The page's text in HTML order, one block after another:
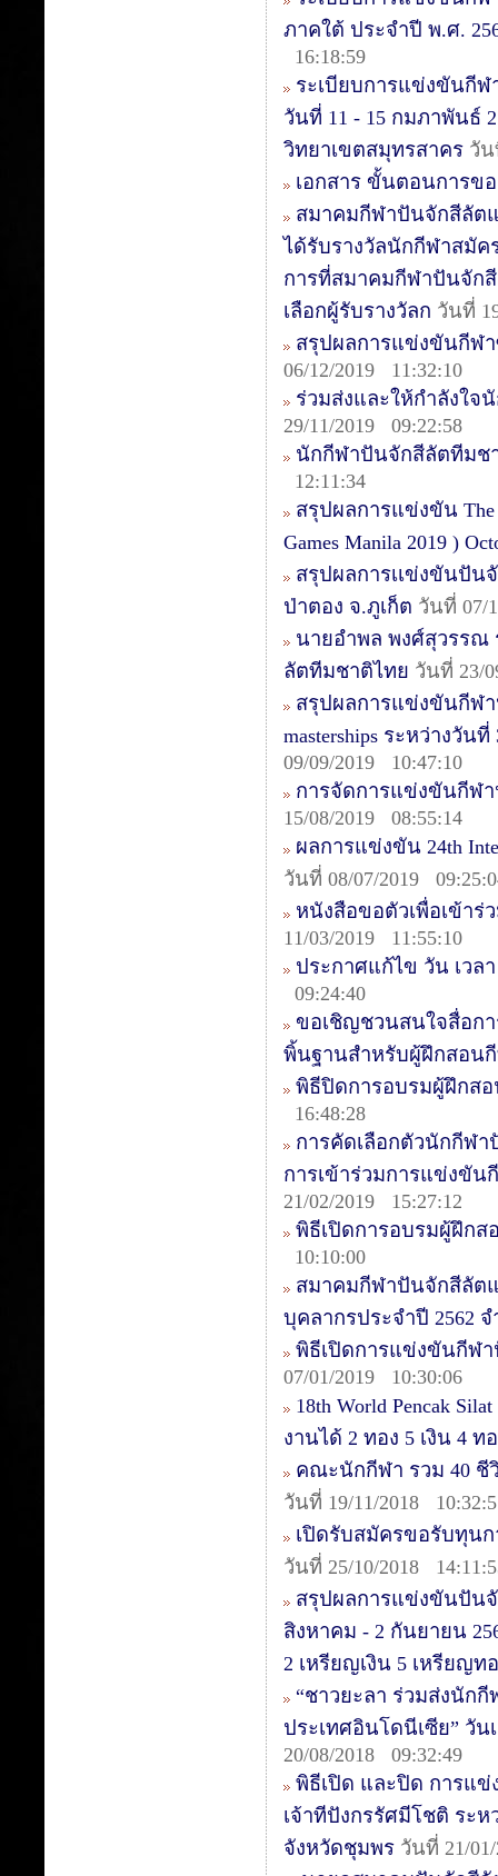
ภาคใต้ ประจำปี พ.ศ.
16:18:59
ระเบียบการแข่งขันกีฬ
วันที่ 11 - 15 กมภาพันธ์
วิทยาเขตสมุทรสาคร วัน
เอกสาร ขั้นตอนการข
สมาคมกีฬาปันจักสีลัต
ได้รับรางวัลนักกีฬาสมัค
การที่สมาคมกีฬาปันจัก
เลือกผู้รับรางวัลก วันที่
สรุปผลการแข่งขันกีฬา
06/12/2019 11:32:10
ร่วมส่งและให้กำลังใ
29/11/2019 09:22:58
นักกีฬาปันจักสีลัตทีมช
12:11:34
สรุปผลการแข่งขัน The
Games Manila 2019 )
สรุปผลการเเข่งขันปัน
ป่าตอง จ.ภูเก็ต วันที่ 07/
นายอำพล พงศ์สุวรรณ
ลัตทีมชาติไทย วันที่ 23/
สรุปผลการแข่งขันกีฬา
masterships ระหว่างวั
09/09/2019 10:47:10
การจัดการแข่งขันกีฬา
15/08/2019 08:55:14
ผลการแข่งขัน 24th
วันที่ 08/07/2019
หนังสือขอตัวเพื่อเข้าร่
11/03/2019 11:55:10
ประกาศแก้ไข วัน เวล
09:24:40
ขอเชิญชวนสนใจสื่อกา
พิ้นฐานสำหรับผู้ฝึกสอน
พิธีปิดการอบรมผู้ฝึกส
16:48:28
การคัดเลือกตัวนักกีฬ
การเข้าร่วมการแข่งขั
21/02/2019 15:27:12
พิธีเปิดการอบรมผู้ฝึกส
10:10:00
สมาคมกีฬาปันจักสีลัต
บุคลากรประจำปี 2562
พิธีเปิดการแข่งขันกีฬ
07/01/2019 10:30:06
18th World Pencak
งานได้ 2 ทอง 5 เงิน 4 ท
คณะนักกีฬา รวม 40 ชี
วันที่ 19/11/2018
เปิดรับสมัครขอรับทุน
วันที่ 25/10/2018
สรุปผลการแข่งขันปันจั
สิงหาคม - 2 กันยายน
2 เหรียญเงิน 5 เหรียญท
“ชาวยะลา ร่วมส่งนัก
ประเทศอินโดนีเซีย” วั
20/08/2018 09:32:49
พิธีเปิด และปิด การแข่
เจ้าทีปังกรรัศมีโชติ ระห
จังหวัดชุมพร วันที่ 21/